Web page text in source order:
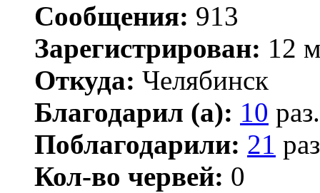
Сообщения: 913
Зарегистрирован: 12
Откуда: Челябинск
Благодарил (а): 10 раз.
Поблагодарили: 21
Кол-во червей: 0